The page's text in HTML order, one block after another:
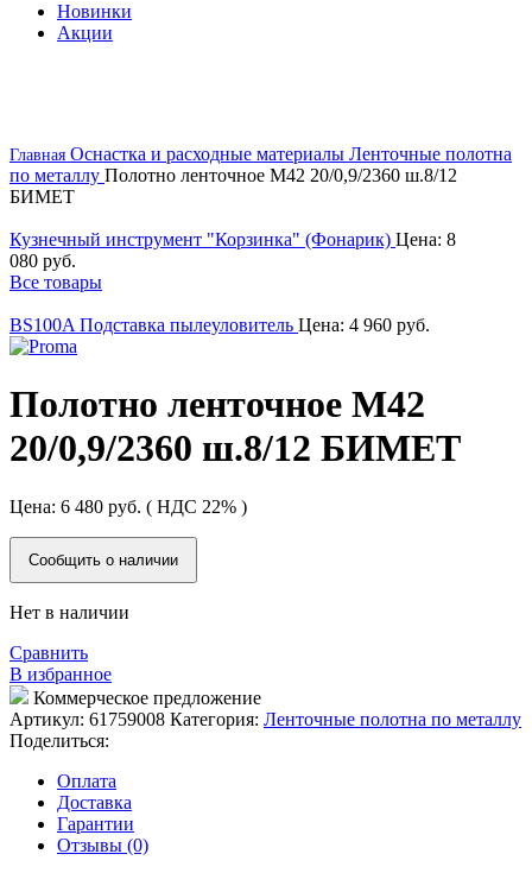
Новинки
Акции
Главная Оснастка и расходные материалы Ленточные полотна
по металлу Полотно ленточное М42 20/0,9/2360 ш.8/12
БИМЕТ
Кузнечный инструмент "Корзинка" (Фонарик) Цена: 8
080 руб.
Все товары
BS100A Подставка пылеуловитель Цена: 4 960 руб.
Полотно ленточное М42
20/0,9/2360 ш.8/12 БИМЕТ
Цена: 6 480 руб. ( НДС 22% )
Сообщить о наличии
Нет в наличии
Сравнить
В избранное
Коммерческое предложение
Артикул: 61759008 Категория: Ленточные полотна по металлу
Поделиться:
Оплата
Доставка
Гарантии
Отзывы (0)